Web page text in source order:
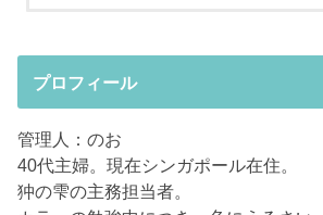
プロフィール
管理人：のお
40代主婦。現在シンガポール在住。
狆の雫の主務担当者。